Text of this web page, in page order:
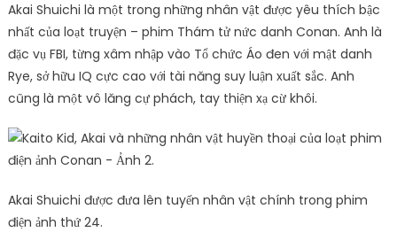
Akai Shuichi là một trong những nhân vật được yêu thích bậc
nhất của loạt truyện – phim Thám tử nức danh Conan. Anh là
đặc vụ FBI, từng xâm nhập vào Tổ chức Áo đen với mật danh
Rye, sở hữu IQ cực cao với tài năng suy luận xuất sắc. Anh
cũng là một vô lăng cự phách, tay thiện xạ cừ khôi.
Akai Shuichi được đưa lên tuyến nhân vật chính trong phim
điện ảnh thứ 24.